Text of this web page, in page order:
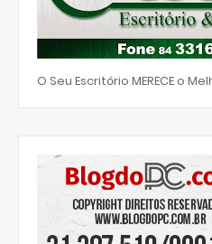
O Seu Escritório MERECE o